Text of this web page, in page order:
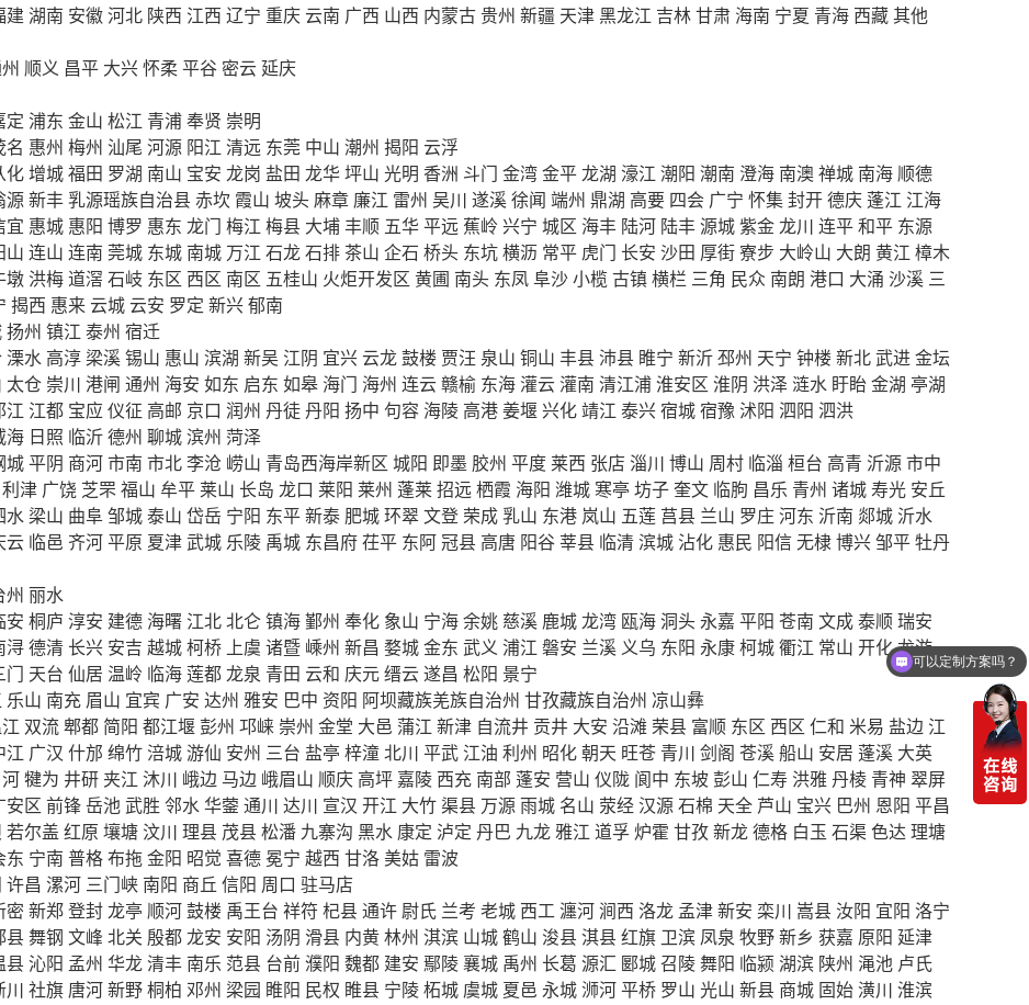
建湖南 安徽河北 陕西 江西 辽宁 重庆 云南 广西 山西 内蒙古 贵州 新疆 天津黑龙江 吉林甘肃 海南 宁夏 青海 西藏其他
顺义 昌平 大兴怀柔平谷 密云延庆
定 浦东 金山 松江 青浦奉贤 崇明
名 惠州 梅州 汕尾 河源 阳江 清远 东莞 中山 潮州 揭阳 云浮
化增城福田 罗湖 南山 宝安 龙岗 盐田 龙华坪山 光明 香洲 斗门 金湾金平龙湖 濠江 潮阳 潮南 澄海 南澳禅城 南海 顺德
源新丰乳源瑶族自治县赤坎 霞山 坡头麻章 廉江 雷州 吴川 遂溪徐闻 端州 鼎湖 高要 四会 广宁 怀集封开德庆 蓬江 江海
宜 惠城 惠阳 博罗 惠东 龙门 梅江 梅县 大埔丰顺 五华平远 蕉岭 兴宁 城区 海丰 陆河 陆丰源城紫金龙川 连平和平 东源
山 连山 连南 莞城 东城 南城 万江 石龙石排茶山 企石 桥头 东坑横沥 常平 虎门 长安 沙田 厚街寮步 大岭山 大朗 黄江 樟木
墩 洪梅道滘 石岐 东区 西区 南区 五桂山 火炬开发区 黄圃 南头 东凤阜沙小榄 古镇横栏 三角 民众 南朗 港口 大涌 沙溪 三
揭西 惠来 云城 云安 罗定 新兴郁南
扬州 镇江 泰州 宿迁
溧水 高淳 梁溪锡山 惠山 滨湖 新吴 江阴 宜兴 云龙鼓楼 贾汪 泉山 铜山 丰县 沛县 睢宁 新沂邳州 天宁 钟楼 新北武进金坛
太仓 崇川 港闸 通州 海安 如东 启东 如皋 海门 海州 连云赣榆 东海灌云灌南 清江浦淮安区 淮阴 洪泽 涟水 盱眙金湖 亭湖
江 江都 宝应 仪征 高邮 京口 润州 丹徒丹阳 扬中 句容 海陵 高港姜堰兴化靖江 泰兴宿城宿豫 沭阳 泗阳 泗洪
海 日照 临沂德州 聊城滨州 菏泽
城平阴 商河市南 市北李沧 崂山 青岛西海岸新区 城阳 即墨 胶州 平度 莱西 张店 淄川 博山 周村 临淄 桓台 高青 沂源市中
利津 广饶 芝罘福山 牟平 莱山 长岛 龙口 莱阳 莱州 蓬莱招远 栖霞 海阳 潍城 寒亭 坊子奎文 临朐 昌乐 青州 诸城寿光 安丘
水 梁山 曲阜邹城泰山 岱岳 宁阳 东平新泰 肥城环翠文登 荣成乳山 东港 岚山 五莲 莒县 兰山 罗庄河东 沂南 郯城 沂水
云 临邑 齐河平原 夏津武城 乐陵 禹城 东昌府茌平 东阿冠县 高唐 阳谷莘县 临清滨城 沾化 惠民 阳信无棣博兴邹平牡丹
州 丽水
安 桐庐 淳安 建德 海曙 江北北仑镇海鄞州 奉化 象山 宁海余姚 慈溪 鹿城龙湾 瓯海洞头 永嘉 平阳 苍南 文成泰顺瑞安
浔德清 长兴 安吉 越城柯桥 上虞 诸暨 嵊州 新昌 婺城金东 武义 浦江 磐安 兰溪 义乌 东阳 永康柯城衢江 常山 开化龙游
门 天台 仙居 温岭 临海莲都龙泉 青田 云和 庆元缙云遂昌 松阳 景宁
乐山 南充 眉山 宜宾 广安 达州 雅安 巴中 资阳 阿坝藏族羌族自治州 甘孜藏族自治州 凉山彝
双流郫都 简阳 都江堰彭州 邛崃 崇州 金堂 大邑 蒲江 新津 自流井 贡井 大安 沿滩 荣县 富顺 东区 西区 仁和 米易 盐边 江
江 广汉 什邡 绵竹 涪城游仙 安州 三台 盐亭 梓潼北川 平武 江油 利州 昭化朝天 旺苍 青川 剑阁 苍溪船山 安居 蓬溪 大英
犍为 井研 夹江 沐川 峨边 马边 峨眉山 顺庆 高坪 嘉陵 西充 南部 蓬安 营山 仪陇 阆中 东坡彭山 仁寿 洪雅丹棱 青神 翠屏
安区 前锋岳池武胜 邻水华蓥 通川 达川 宣汉 开江 大竹 渠县 万源雨城 名山 荥经汉源石棉 天全 芦山 宝兴 巴州 恩阳 平昌
若尔盖 红原 壤塘 汶川 理县 茂县松潘 九寨沟 黑水 康定 泸定 丹巴 九龙雅江 道孚炉霍 甘孜新龙德格 白玉 石渠色达 理塘
东 宁南 普格布拖金阳 昭觉 喜德 冕宁 越西 甘洛 美姑 雷波
许昌 漯河 三门峡 南阳 商丘 信阳 周口 驻马店
密 新郑登封龙亭 顺河鼓楼 禹王台 祥符 杞县通许 尉氏 兰考 老城 西工瀍河涧西 洛龙 孟津新安 栾川 嵩县 汝阳 宜阳 洛宁
县舞钢 文峰 北关 殷都龙安 安阳 汤阴 滑县 内黄林州 淇滨 山城鹤山 浚县淇县红旗 卫滨 凤泉 牧野新乡 获嘉 原阳 延津
县沁阳 孟州 华龙清丰 南乐 范县 台前濮阳 魏都 建安 鄢陵襄城 禹州 长葛 源汇 郾城召陵舞阳 临颍 湖滨 陕州 渑池 卢氏
川 社旗 唐河新野桐柏 邓州 梁园 睢阳 民权 睢县 宁陵柘城 虞城 夏邑 永城浉河平桥 罗山 光山 新县 商城 固始潢川 淮滨
你们电话多少
可以定制方案吗？